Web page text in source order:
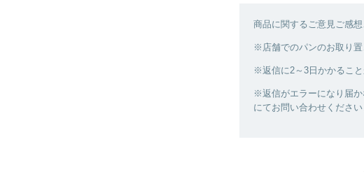
商品に関するご意見ご感
※店舗でのパンのお取り置
※返信に2～3日かかること
※返信がエラーになり届
にてお問い合わせください